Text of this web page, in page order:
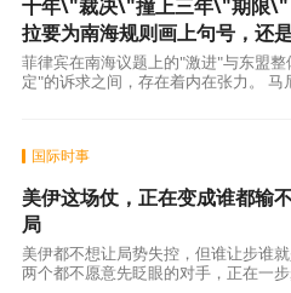
十年\"裁决\"撞上三年\"期限\"
拉要为南海规则画上句号，还
菲律宾在南海议题上的"激进"与东盟整
定"的诉求之间，存在着内在张力。 马
国际时事
美伊这场仗，正在变成谁都输
局
美伊都不想让局势失控，但谁让步谁就
两个都不愿意先眨眼的对手，正在一